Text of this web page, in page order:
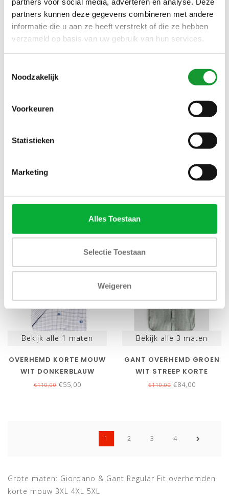
partners kunnen deze gegevens combineren met andere
informatie die u aan ze heeft verstrekt of die ze hebben
verzameld op basis van uw gebruik van hun services.
Noodzakelijk
Voorkeuren
Statistieken
Marketing
Alles Toestaan
Selectie Toestaan
Weigeren
KORTE MOUW
€140,00€69,00
OLYMP DONKERBLAUW
STRUCTUUR
€79,00
NIEUW
OLYMP STRIJKVRIJ
OLYMP WIT STRUCTUUR
€79,00
NIEUW
maten
KORTE MOUW WIT MET
PASTEL GROEN GEEL
BLAUW VISSEN PRINT
€69,95
Bekijk alle 1 maten
OVERHEMD KORTE MOUW
WIT DONKERBLAUW
RUITJE
€110,00€55,00
Bekijk alle 3 maten
GANT OVERHEMD GROEN
WIT STREEP KORTE
MOUW
€110,00€84,00
1 2 3 4
Grote maten: Giordano & Gant Regular Fit overhemden
korte mouw 3XL 4XL 5XL